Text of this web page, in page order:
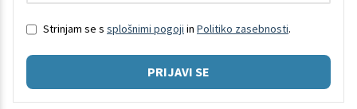
Strinjam se s splošnimi pogoji in Politiko zasebnosti.
PRIJAVI SE